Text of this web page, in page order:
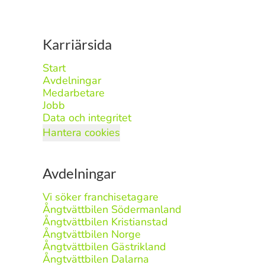
Karriärsida
Start
Avdelningar
Medarbetare
Jobb
Data och integritet
Hantera cookies
Avdelningar
Vi söker franchisetagare
Ångtvättbilen Södermanland
Ångtvättbilen Kristianstad
Ångtvättbilen Norge
Ångtvättbilen Gästrikland
Ångtvättbilen Dalarna